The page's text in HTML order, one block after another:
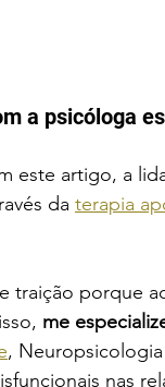
a psicóloga
este artigo, a
da terapia
traição porque
me
,
nas